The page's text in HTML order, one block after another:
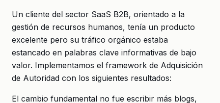
Un cliente del sector SaaS B2B, orientado a la
gestión de recursos humanos, tenía un producto
excelente pero su tráfico orgánico estaba
estancado en palabras clave informativas de bajo
valor. Implementamos el framework de Adquisición
de Autoridad con los siguientes resultados:
El cambio fundamental no fue escribir más blogs,